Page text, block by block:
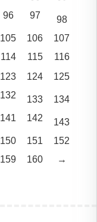
96 97
98
105 106
107
114 115
116
123 124
125
132 133
134
141 142
143
150 151
152
159 160 →